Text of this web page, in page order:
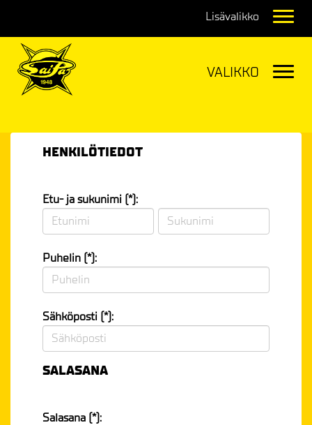
HENKILÖTIEDOT
Etu- ja sukunimi (*):
Puhelin (*):
Sähköposti (*):
SALASANA
Salasana (*):